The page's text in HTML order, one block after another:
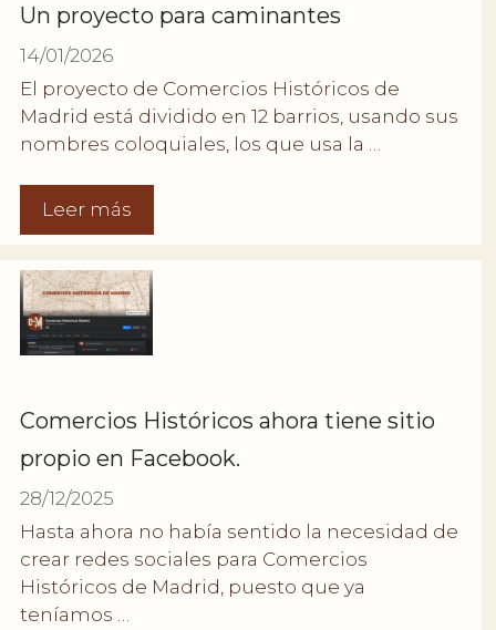
Un proyecto para caminantes
14/01/2026
El proyecto de Comercios Históricos de
Madrid está dividido en 12 barrios, usando sus
nombres coloquiales, los que usa la …
Leer más
Comercios Históricos ahora tiene sitio
propio en Facebook.
28/12/2025
Hasta ahora no había sentido la necesidad de
crear redes sociales para Comercios
Históricos de Madrid, puesto que ya
teníamos …